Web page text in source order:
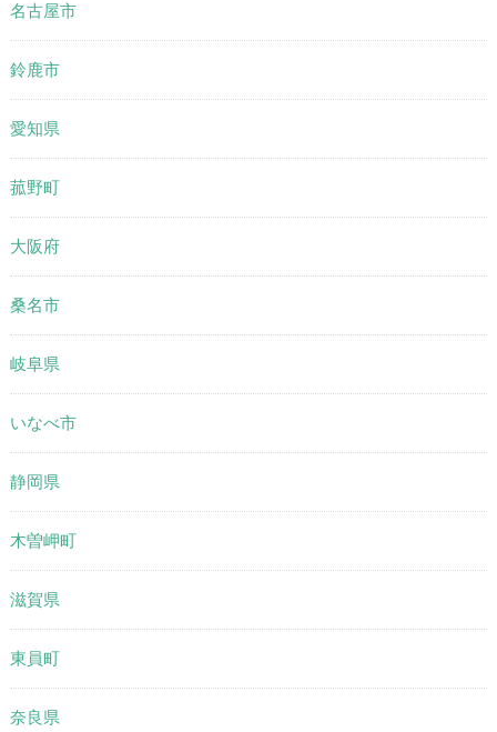
名古屋市
鈴鹿市
愛知県
菰野町
大阪府
桑名市
岐阜県
いなべ市
静岡県
木曽岬町
滋賀県
東員町
奈良県